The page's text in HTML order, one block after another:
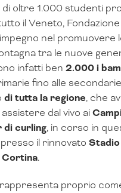
oltre 1.000 studenti
il Veneto,
nel promuovere
tra le nuove
infatti ben 2.000 i
fino alle
di tutta la regione, che
dal vivo ai
di curling, in corso in
il rinnovato
Cortina.
rappresenta proprio